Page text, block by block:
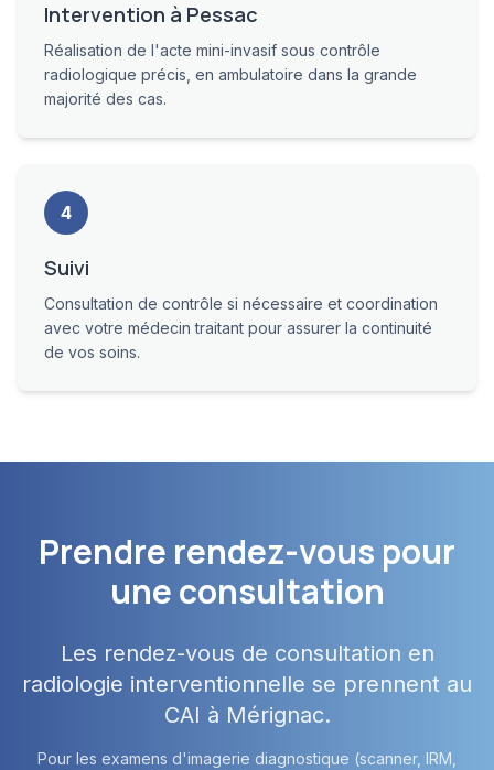
Intervention à Pessac
Réalisation de l'acte mini-invasif sous contrôle
radiologique précis, en ambulatoire dans la grande
majorité des cas.
4
Suivi
Consultation de contrôle si nécessaire et coordination
avec votre médecin traitant pour assurer la continuité
de vos soins.
Prendre rendez-vous pour
une consultation
Les rendez-vous de consultation en
radiologie interventionnelle se prennent au
CAI à Mérignac.
Pour les examens d'imagerie diagnostique (scanner, IRM,